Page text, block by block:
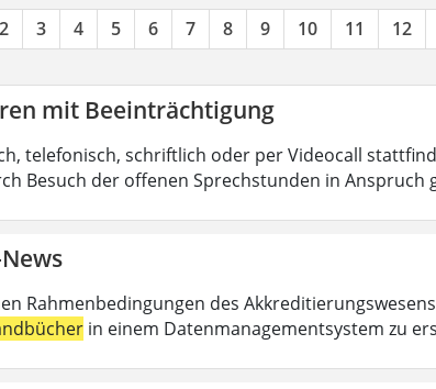
2 3 4 5 6 7 8 9 10 11 12
mit Beeinträchtigung
telefonisch, schriftlich oder per Videocall
Besuch der offenen Sprechstunden in Anspruch
Rahmenbedingungen des
in einem Datenmanagementsystem zu